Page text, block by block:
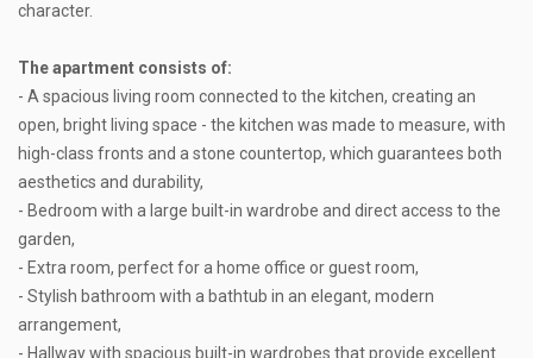
character.
The apartment consists of:
- A spacious living room connected to the kitchen, creating an
open, bright living space - the kitchen was made to measure, with
high-class fronts and a stone countertop, which guarantees both
aesthetics and durability,
- Bedroom with a large built-in wardrobe and direct access to the
garden,
- Extra room, perfect for a home office or guest room,
- Stylish bathroom with a bathtub in an elegant, modern
arrangement,
- Hallway with spacious built-in wardrobes that provide excellent